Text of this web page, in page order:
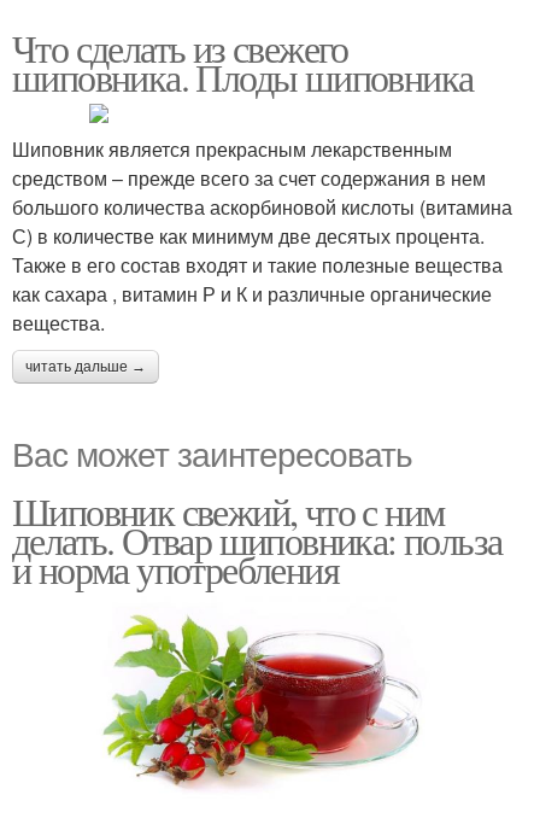
Что сделать из свежего
шиповника. Плоды шиповника
Шиповник является прекрасным лекарственным
средством – прежде всего за счет содержания в нем
большого количества аскорбиновой кислоты (витамина
С) в количестве как минимум две десятых процента.
Также в его состав входят и такие полезные вещества
как сахара , витамин Р и К и различные органические
вещества.
читать дальше →
Вас может заинтересовать
Шиповник свежий, что с ним
делать. Отвар шиповника: польза
и норма употребления